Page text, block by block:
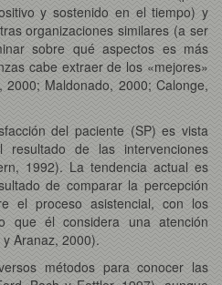
y sostenido en el tiempo) y
organizaciones similares (a ser
sobre qué aspectos es más
cabe extraer de los «mejores»
Maldonado, 2000; Calonge,
del paciente (SP) es vista
de las intervenciones
1992). La tendencia actual es
de comparar la percepción
el proceso asistencial, con los
que él considera una atención
Aranaz, 2000).
métodos para conocer las